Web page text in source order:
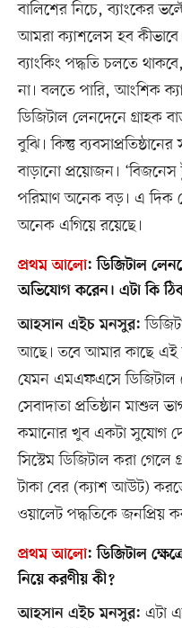
বালিশের নিচে, ব্যাংকের
আমরা ক্যাশলেস হব
ব্যাংকিং পদ্ধতি চলতে
না। বলতে পারি, আংশিক
ডিজিটাল লেনদেনে গ্রাহক
বুঝি। কিন্তু
বাড়ানো প্রয়োজন।
পরিমাণ অনেক বড়। এ দিক
অনেক এগিয়ে রয়েছে।
প্রথম আলো:ডিজিটাল
অভিযোগ করেন। এটা কি
আহসান এইচ মনসুর:
আছে। তবে আমার কাছে এই
যেমন এমএফএসে ডিজিটাল
সেবাদাতা প্রতিষ্ঠান
কমানোর খুব একটা সুযোগ
সিস্টেম ডিজিটাল করা
টাকা বের (ক্যাশ আউট)
ওয়ালেট পদ্ধতিকে জনপ্রিয়
প্রথম আলো:ডিজিটাল
নিয়ে করণীয় কী?
আহসান এইচ মনসুর: এটা